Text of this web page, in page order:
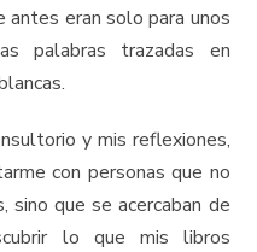
antes eran solo para unos
palabras trazadas en
y mis reflexiones,
con personas que no
sino que se acercaban de
lo que mis libros